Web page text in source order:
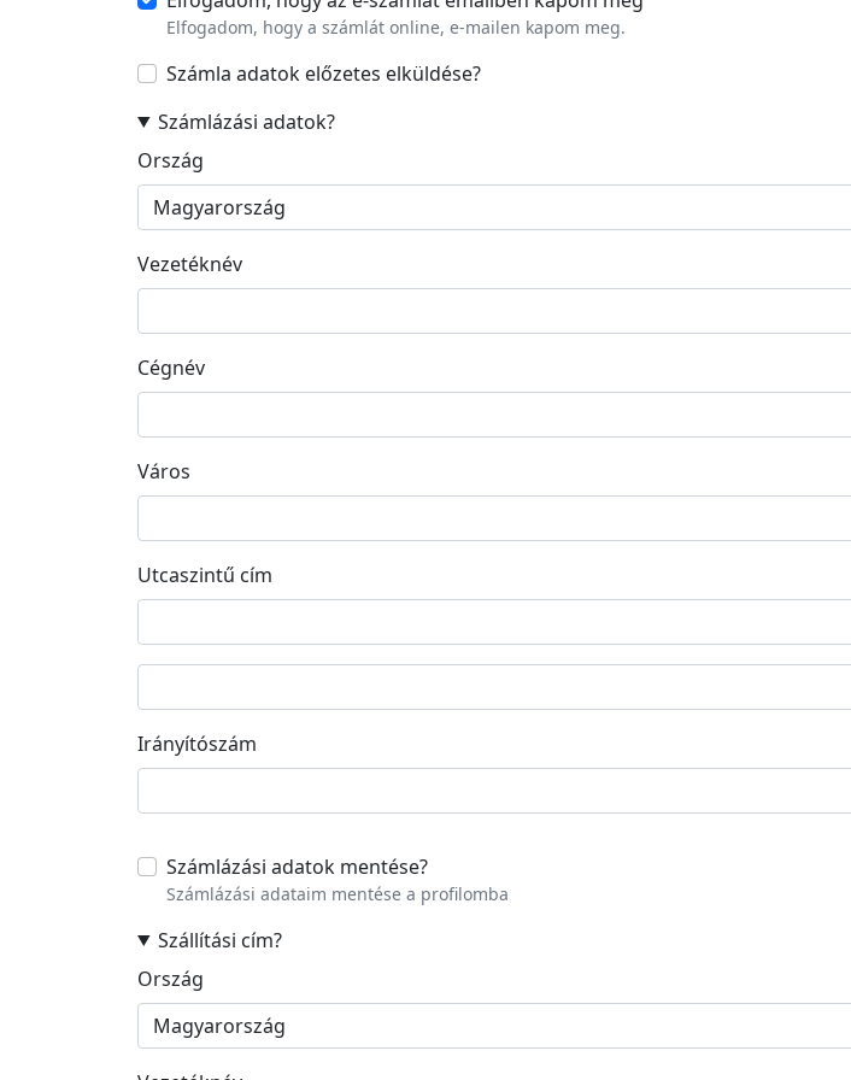
Elfogadom, hogy a számlát online, e-mailen kapom meg.
Számla adatok előzetes elküldése?
Számlázási adatok?
Számlázási cím
Ország
Vezetéknév
Cégnév
Város
Utcaszintű cím
Irányítószám
Számlázási adatok mentése?
Számlázási adataim mentése a profilomba
Szállítási cím?
Szállítási cím
Ország